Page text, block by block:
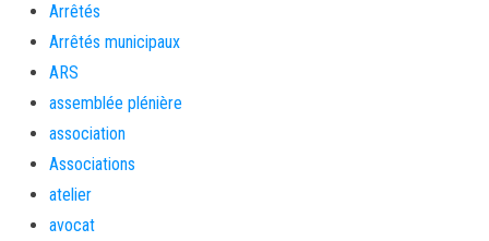
Arrêtés
Arrêtés municipaux
ARS
assemblée plénière
association
Associations
atelier
avocat